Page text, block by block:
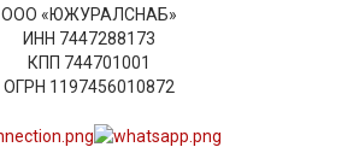
ООО «ЮЖУРАЛСНАБ»
ИНН 7447288173
КПП 744701001
ОГРН 1197456010872